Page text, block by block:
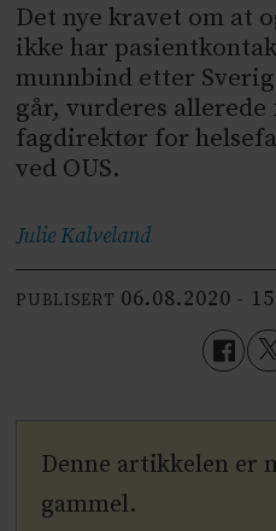
Det nye kravet om at
ikke har
munnbind etter
går, vurderes
fagdirektør for
ved OUS.
JulieKalveland
PUBLISERT 06.08.2020 -
Denne artikkelen er
gammel.